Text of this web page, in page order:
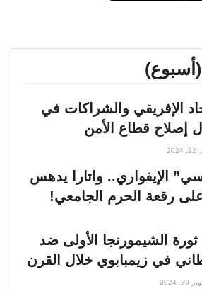
(أسبوع)
الإفريقي والشراكات في
إصلاح قطاع الأمن
الإيفواري.. واتارا يدهس
على رقعة الحرم الجامعي!
الشيمورنجا الأولى ضد
في زيمبابوي خلال القرن
20, 2024